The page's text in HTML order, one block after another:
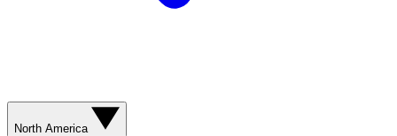
North America